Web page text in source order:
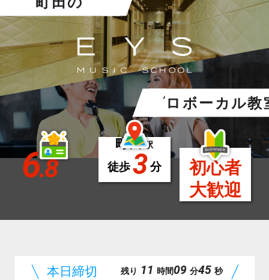
プロボーカル教
6.8
町田駅
徒歩3分
初心者
大歓迎
残り 11 時間09 分43 秒